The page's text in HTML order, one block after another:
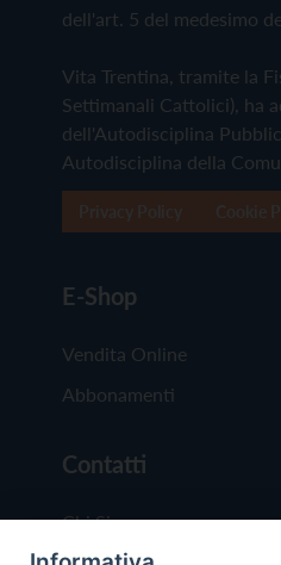
dell'art. 5 del medesimo
Vita Trentina, tramite la
Settimanali Cattolici), ha
dell'Autodisciplina
Autodisciplina della
E-Shop
Vendita Online
Abbonamenti
Contatti
Chi Siamo